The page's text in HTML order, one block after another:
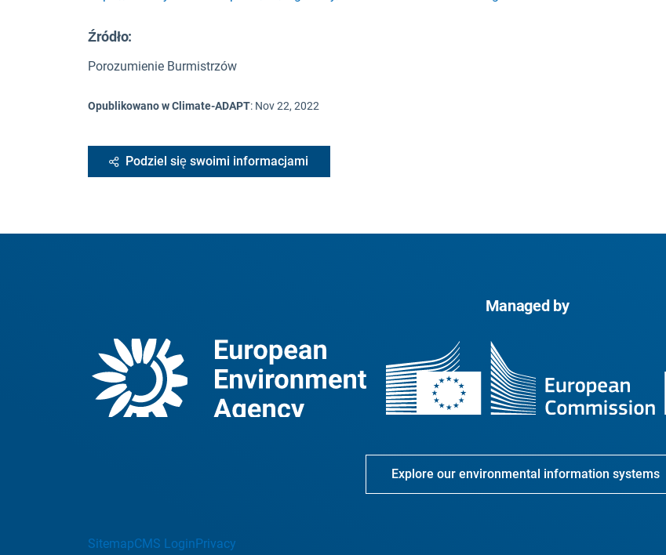
Źródło:
Porozumienie Burmistrzów
Opublikowano w Climate-ADAPT: Nov 22, 2022
Podziel się swoimi informacjami
Managed by
Explore our environmental information systems
SitemapCMS LoginPrivacy